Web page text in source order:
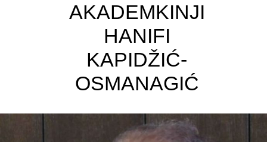
AKADEMKINJI
HANIFI
KAPIDŽIĆ-
OSMANAGIĆ